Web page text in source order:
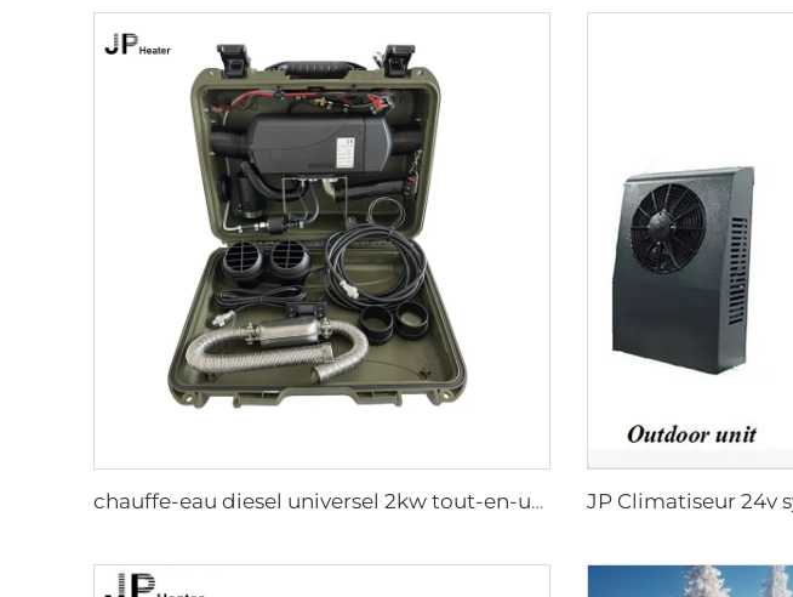
chauffe-eau diesel universel 2kw tout-en-un 12V&24V, chauffage diesel portable pour tente et camping